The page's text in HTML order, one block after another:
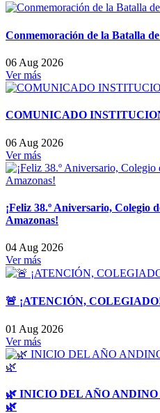
Conmemoración de la Batalla
06 Aug 2026
Ver más
COMUNICADO
06 Aug 2026
Ver más
¡Feliz 38.º Aniversario, Colegio
Amazonas!
04 Aug 2026
Ver más
🚨 ¡ATENCIÓN,
01 Aug 2026
Ver más
🌿 INICIO DEL AÑO
🌿